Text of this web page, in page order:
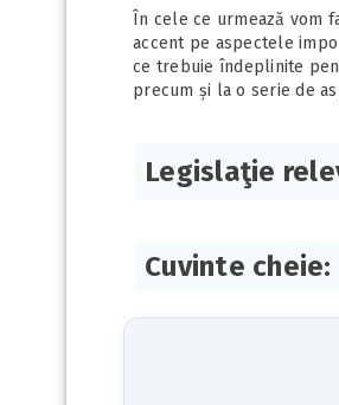
În cele ce urmează vom
accent pe aspectele
ce trebuie îndeplinite
precum și la o serie de
Legislaţie
Cuvinte cheie: